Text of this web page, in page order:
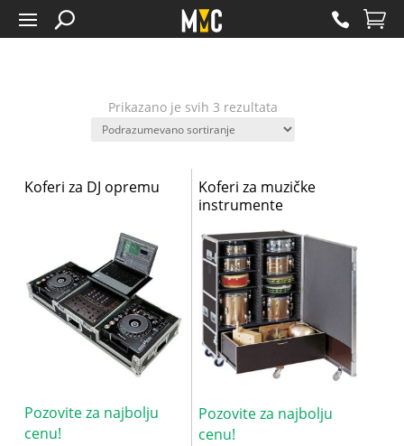
Prikazano je svih 3 rezultata
Koferi za DJ opremu
Pozovite za najbolju
cenu!
Koferi za muzičke
instrumente
Pozovite za najbolju
cenu!